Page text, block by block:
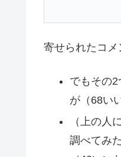
寄せられたコメ
でもその
が（68い
（上の人
調べてみ